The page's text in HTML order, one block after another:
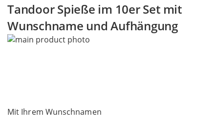
Tandoor Spieße im 10er Set mit
Wunschname und Aufhängung
Mit Ihrem Wunschnamen
Skip
gallery
to